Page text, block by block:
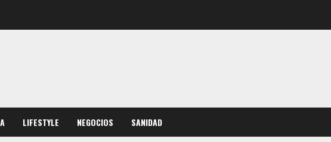
LIFESTYLE NEGOCIOS SANIDAD